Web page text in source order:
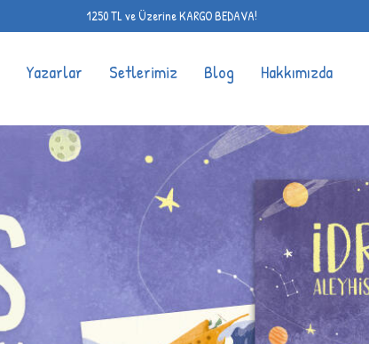
1250 TL ve Üzerine KARGO BEDAVA!
Yazarlar Setlerimiz Blog Hakkımızda